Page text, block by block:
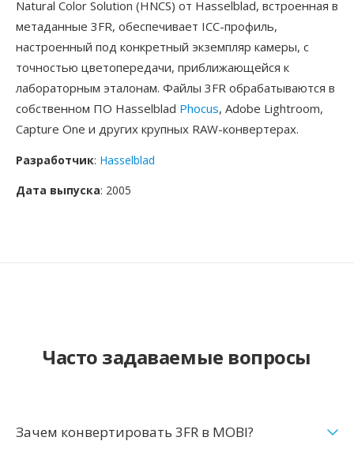
Natural Color Solution (HNCS) от Hasselblad, встроенная в
метаданные 3FR, обеспечивает ICC-профиль,
настроенный под конкретный экземпляр камеры, с
точностью цветопередачи, приближающейся к
лабораторным эталонам. Файлы 3FR обрабатываются в
собственном ПО Hasselblad Phocus, Adobe Lightroom,
Capture One и других крупных RAW-конвертерах.
Разработчик: Hasselblad
Дата выпуска: 2005
Часто задаваемые вопросы
Зачем конвертировать 3FR в MOBI?